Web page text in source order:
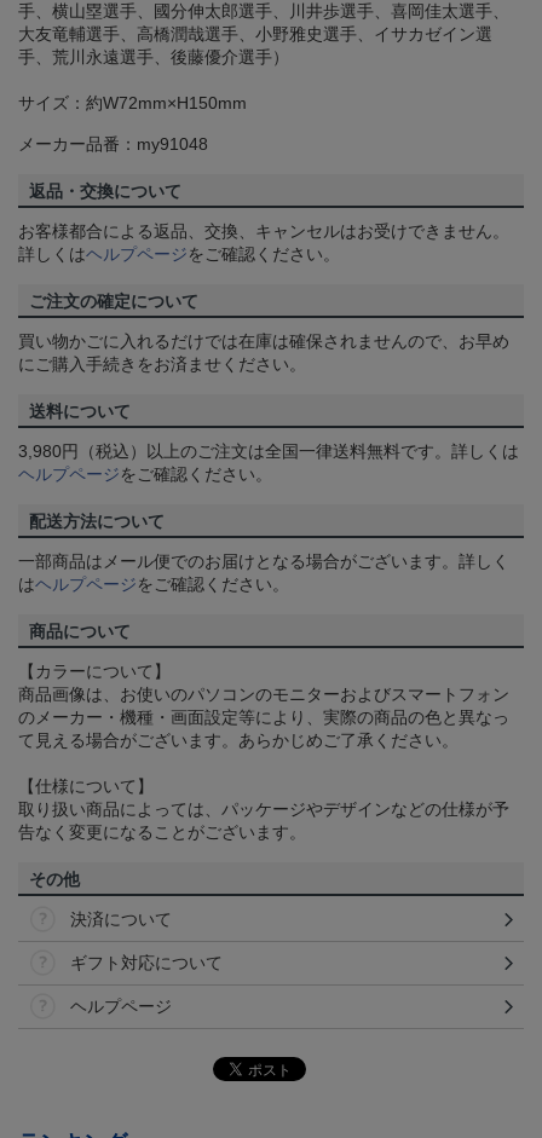
手、横山塁選手、國分伸太郎選手、川井歩選手、喜岡佳太選手、
大友竜輔選手、高橋潤哉選手、小野雅史選手、イサカゼイン選
手、荒川永遠選手、後藤優介選手）
サイズ：約W72mm×H150mm
メーカー品番：my91048
返品・交換について
お客様都合による返品、交換、キャンセルはお受けできません。
詳しくはヘルプページをご確認ください。
ご注文の確定について
買い物かごに入れるだけでは在庫は確保されませんので、お早め
にご購入手続きをお済ませください。
送料について
3,980円（税込）以上のご注文は全国一律送料無料です。詳しくは
ヘルプページをご確認ください。
配送方法について
一部商品はメール便でのお届けとなる場合がございます。詳しく
はヘルプページをご確認ください。
商品について
【カラーについて】
商品画像は、お使いのパソコンのモニターおよびスマートフォン
のメーカー・機種・画面設定等により、実際の商品の色と異なっ
て見える場合がございます。あらかじめご了承ください。
【仕様について】
取り扱い商品によっては、パッケージやデザインなどの仕様が予
告なく変更になることがございます。
その他
決済について
ギフト対応について
ヘルプページ